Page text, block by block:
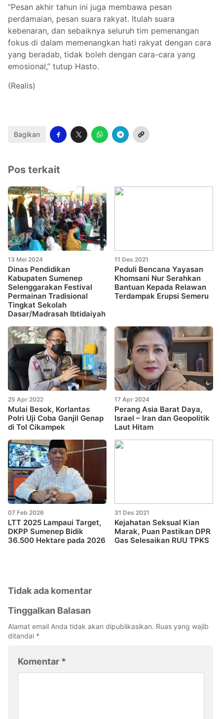
“Pesan akhir tahun ini juga membawa pesan
perdamaian, pesan suara rakyat. Itulah suara
kebenaran, dan sebaiknya seluruh tim pemenangan
fokus di dalam memenangkan hati rakyat dengan cara
yang beradab, tidak boleh dengan cara-cara yang
emosional,” tutup Hasto.
(Realis)
Bagikan
Pos terkait
13 Mei 2024
Dinas Pendidikan
Kabupaten Sumenep
Selenggarakan Festival
Permainan Tradisional
Tingkat Sekolah
Dasar/Madrasah Ibtidaiyah
11 Des 2021
Peduli Bencana Yayasan
Khomsani Nur Serahkan
Bantuan Kepada Relawan
Terdampak Erupsi Semeru
25 Apr 2022
Mulai Besok, Korlantas
Polri Uji Coba Ganjil Genap
di Tol Cikampek
17 Apr 2024
Perang Asia Barat Daya,
Israel – Iran dan Geopolitik
Laut Hitam
07 Feb 2026
LTT 2025 Lampaui Target,
DKPP Sumenep Bidik
36.500 Hektare pada 2026
31 Des 2021
Kejahatan Seksual Kian
Marak, Puan Pastikan DPR
Gas Selesaikan RUU TPKS
Tidak ada komentar
Tinggalkan Balasan
Alamat email Anda tidak akan dipublikasikan. Ruas yang wajib
ditandai *
Komentar *